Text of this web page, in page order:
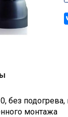
без
монтажа